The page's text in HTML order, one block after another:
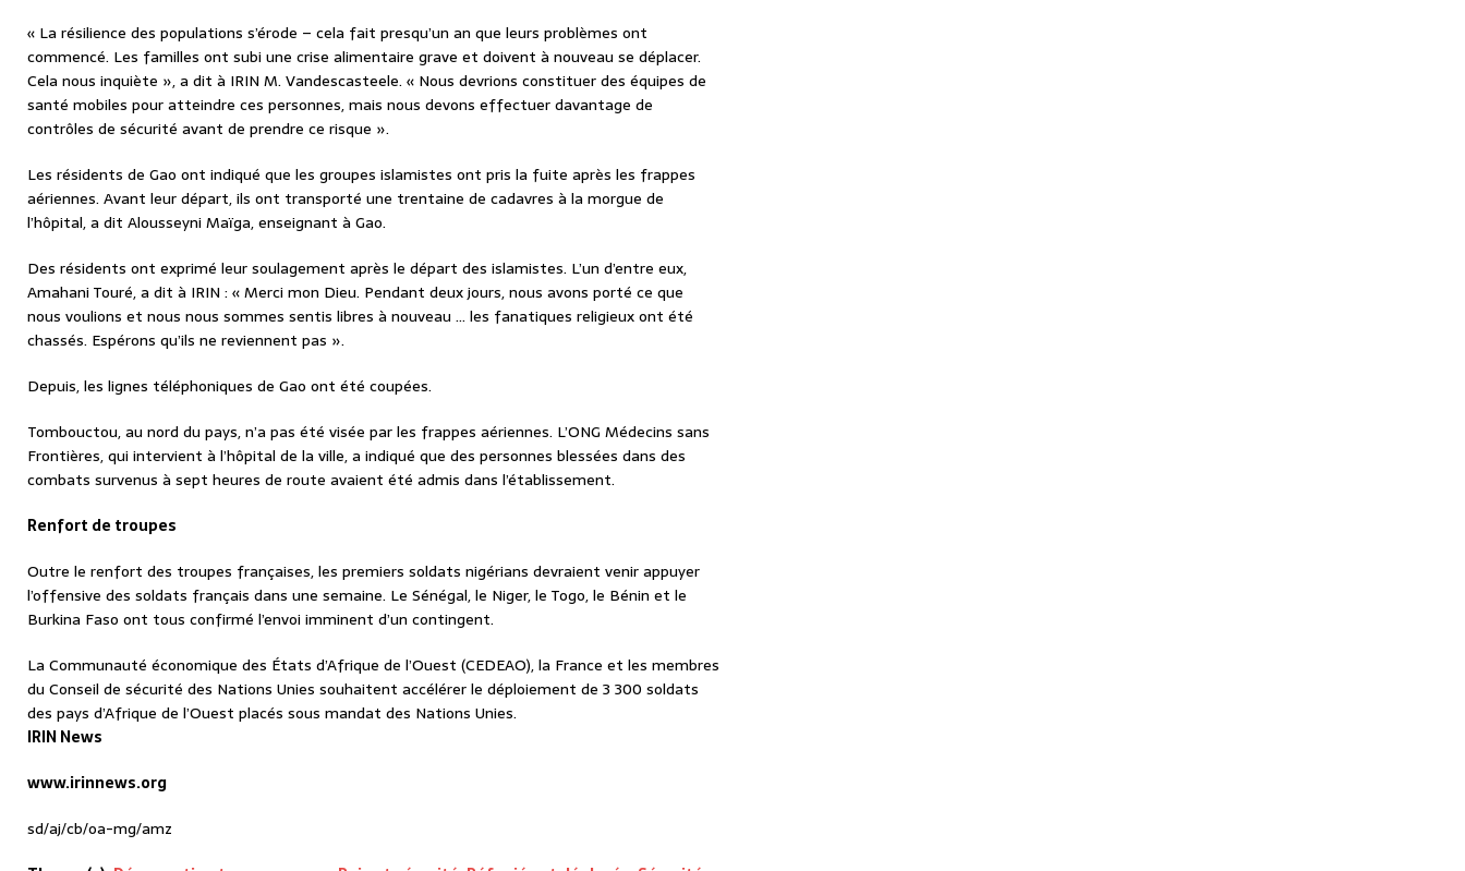
« La résilience des populations s’érode – cela fait presqu’un an que leurs problèmes ont
commencé. Les familles ont subi une crise alimentaire grave et doivent à nouveau se déplacer.
Cela nous inquiète », a dit à IRIN M. Vandescasteele. « Nous devrions constituer des équipes de
santé mobiles pour atteindre ces personnes, mais nous devons effectuer davantage de
contrôles de sécurité avant de prendre ce risque ».
Les résidents de Gao ont indiqué que les groupes islamistes ont pris la fuite après les frappes
aériennes. Avant leur départ, ils ont transporté une trentaine de cadavres à la morgue de
l’hôpital, a dit Alousseyni Maïga, enseignant à Gao.
Des résidents ont exprimé leur soulagement après le départ des islamistes. L’un d’entre eux,
Amahani Touré, a dit à IRIN : « Merci mon Dieu. Pendant deux jours, nous avons porté ce que
nous voulions et nous nous sommes sentis libres à nouveau … les fanatiques religieux ont été
chassés. Espérons qu’ils ne reviennent pas ».
Depuis, les lignes téléphoniques de Gao ont été coupées.
Tombouctou, au nord du pays, n’a pas été visée par les frappes aériennes. L’ONG Médecins sans
Frontières, qui intervient à l’hôpital de la ville, a indiqué que des personnes blessées dans des
combats survenus à sept heures de route avaient été admis dans l’établissement.
Renfort de troupes
Outre le renfort des troupes françaises, les premiers soldats nigérians devraient venir appuyer
l’offensive des soldats français dans une semaine. Le Sénégal, le Niger, le Togo, le Bénin et le
Burkina Faso ont tous confirmé l’envoi imminent d’un contingent.
La Communauté économique des États d’Afrique de l’Ouest (CEDEAO), la France et les membres
du Conseil de sécurité des Nations Unies souhaitent accélérer le déploiement de 3 300 soldats
des pays d’Afrique de l’Ouest placés sous mandat des Nations Unies.
IRIN News
www.irinnews.org
sd/aj/cb/oa-mg/amz